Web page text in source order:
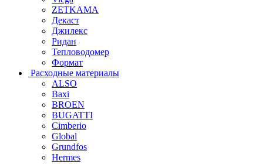
ZETKAMA
Декаст
Джилекс
Ридан
Тепловодомер
Формат
Расходные материалы
ALSO
Baxi
BROEN
BUGATTI
Cimberio
Global
Grundfos
Hermes